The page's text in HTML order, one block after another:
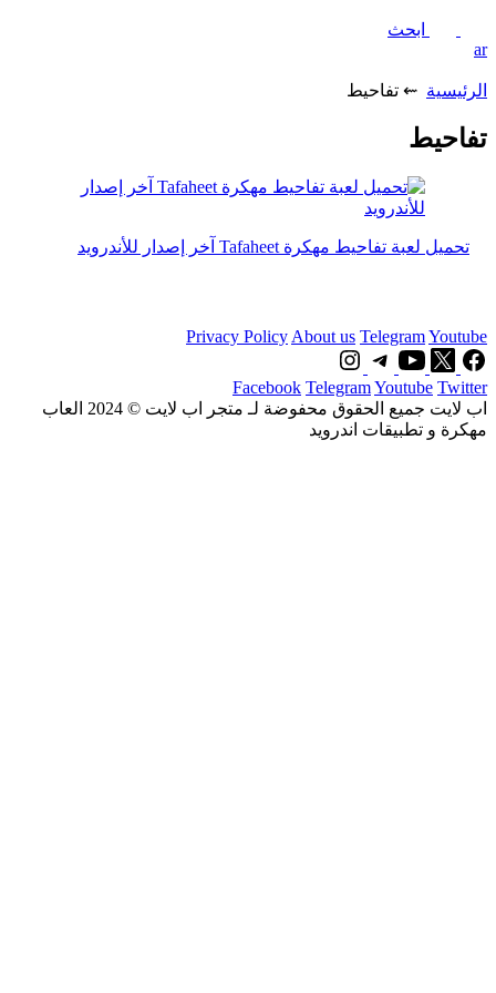
ابحث
ar
الرئيسية ⇜ تفاحيط
تفاحيط
تحميل لعبة تفاحيط مهكرة Tafaheet آخر إصدار للأندرويد
Privacy Policy About us TelegramYoutube
Facebook TelegramYoutube Twitter
اب لايت جميع الحقوق محفوضة لـ متجر اب لايت © 2024 العاب
مهكرة و تطبيقات اندرويد